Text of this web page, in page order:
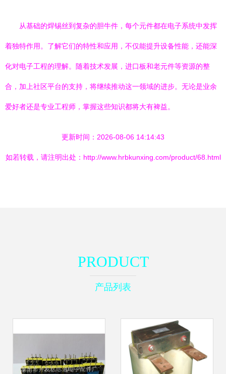
从基础的焊锡丝到复杂的胆牛件，每个元件都在电子系统中发挥
着独特作用。了解它们的特性和应用，不仅能提升设备性能，还能深
化对电子工程的理解。随着技术发展，进口板和老元件等资源的整
合，加上社区平台的支持，将继续推动这一领域的进步。无论是业余
爱好者还是专业工程师，掌握这些知识都将大有裨益。
更新时间：2026-08-06 14:14:43
如若转载，请注明出处：http://www.hrbkunxing.com/product/68.html
PRODUCT
产品列表